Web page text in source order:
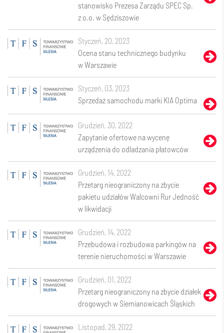
stanowisko Prezesa Zarządu SPEC Sp.
z o.o. w Sędziszowie
styczeń, 20, 2023
Ocena stanu technicznego budynku
w Warszawie
styczeń, 03, 2023
Sprzedaż samochodu marki KIA Optima
grudzień, 30, 2022
Zapytanie ofertowe na wycenę
urządzenia do odladzania płatowców
grudzień, 14, 2022
Przetarg nieograniczony na zbycie
pakietu udziałów Walcowni Rur Jedność
w likwidacji
grudzień, 14, 2022
Przebudowa i rozbudowa parkingów na
terenie nieruchomości w Warszawie
grudzień, 01, 2022
Przetarg nieograniczony na zbycie działek
drogowych w Siemianowicach Śląskich
listopad, 29, 2022